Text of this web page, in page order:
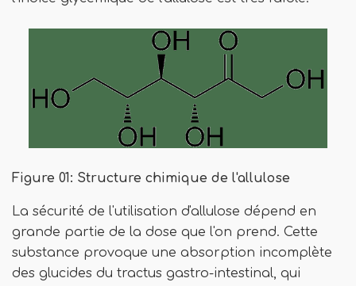
Figure 01: Structure chimique de l'allulose
La sécurité de l'utilisation d'allulose dépend en
grande partie de la dose que l'on prend. Cette
substance provoque une absorption incomplète
des glucides du tractus gastro-intestinal, qui